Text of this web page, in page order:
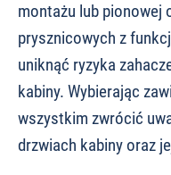
montażu lub pionowej
prysznicowych z
uniknąć ryzyka
kabiny. Wybierając
wszystkim zwrócić
drzwiach kabiny oraz